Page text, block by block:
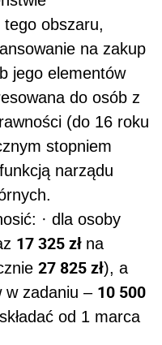
obszaru,
na zakup
jego elementów
do osób z
(do 16 roku
stopniem
narządu
· dla osoby
17 325 zł na
27 825 zł), a
w zadaniu – 10 500
od 1 marca